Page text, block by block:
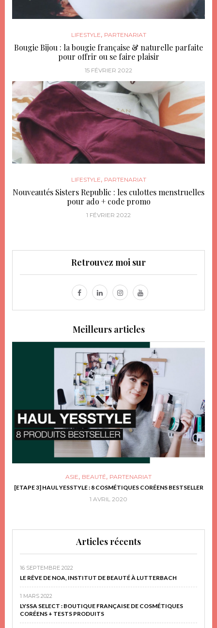
LIFESTYLE, PARTENARIAT
Bougie Bijou : la bougie française & naturelle parfaite
pour offrir ou se faire plaisir
15 FÉVRIER 2022
LIFESTYLE, PARTENARIAT
Nouveautés Sisters Republic : les culottes menstruelles
pour ado + code promo
1 FÉVRIER 2022
Retrouvez moi sur
Meilleurs articles
ASIE, BEAUTÉ, PARTENARIAT
[ETAPE 3] HAUL YESSTYLE : 8 COSMÉTIQUES CORÉENS BESTSELLER
1 AVRIL 2020
Articles récents
16 SEPTEMBRE 2022
LE RÊVE DE NOA, INSTITUT DE BEAUTÉ À LUTTERBACH
1 MARS 2022
LYSSA SELECT : BOUTIQUE FRANÇAISE DE COSMÉTIQUES
CORÉENS + TESTS PRODUITS